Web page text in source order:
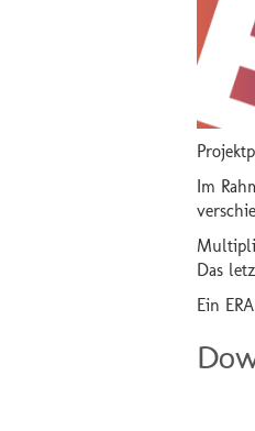
Im
Das
Ein